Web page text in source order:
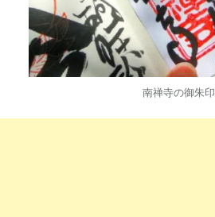
南禅寺の御朱印